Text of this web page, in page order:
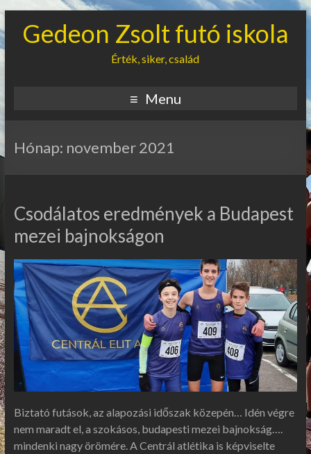
Gedeon Zsolt futó iskola
Érték, siker, család
Menu
Hónap: november 2021
Csodálatos eredmények a Budapest
mezei bajnokságon
Biztató futások, az alapozási időszak közepén… Idén végre
nem maradt el, a szokásos, budapesti mezei bajnokság….
mindenki nagy örömére. A Centrál atlétika is képviselte